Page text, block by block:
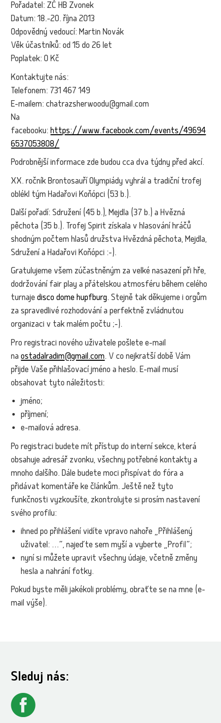
Pořadatel: ZČ HB Zvonek
Datum: 18.-20. října 2013
Odpovědný vedoucí: Martin Novák
Věk účastníků: od 15 do 26 let
Poplatek: 0 Kč
Kontaktujte nás:
Telefonem: 731 467 149
E-mailem: chatrazsherwoodu@gmail.com
Na
facebooku:https://www.facebook.com/events/49694
6537053808/
Podrobnější informace zde budou cca dva týdny před akcí.
XX. ročník Brontosauří Olympiády vyhrál a tradiční trofej
oblékl tým Hadařovi Koňópci (53 b.).
Další pořadí: Sdružení (45 b.), Mejdla (37 b.) a Hvězná
pěchota (35 b.). Trofej Spirit získala v hlasování hráčů
shodným počtem hlasů družstva Hvězdná pěchota, Mejdla,
Sdružení a Hadařovi Koňópci :-).
Gratulujeme všem zúčastněným za velké nasazení při hře,
dodržování fair play a přátelskou atmosféru během celého
turnajedisco dome hupfburg. Stejně tak děkujeme i orgům
za spravedlivé rozhodování a perfektně zvládnutou
organizaci v tak malém počtu ;-).
Pro registraci nového uživatele pošlete e-mail
naostadalradim@gmail.com. V co nejkratší době Vám
přijde Vaše přihlašovací jméno a heslo. E-mail musí
obsahovat tyto náležitosti:
jméno;
příjmení;
e-mailová adresa.
Po registraci budete mít přístup do interní sekce, která
obsahuje adresář zvonku, všechny potřebné kontakty a
mnoho dalšího. Dále budete moci přispívat do fóra a
přidávat komentáře ke článkům. Ještě než tyto
funkčnosti vyzkoušíte, zkontrolujte si prosím nastavení
svého profilu:
ihned po přihlášení vidíte vpravo nahoře „Přihlášený
uživatel: …“, najeďte sem myší a vyberte „Profil“;
nyní si můžete upravit všechny údaje, včetně změny
hesla a nahrání fotky.
Pokud byste měli jakékoli problémy, obraťte se na mne (e-
mail výše).
Sleduj nás: